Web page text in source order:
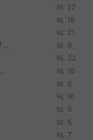
22
18
21
석박사 과정 합격하고, 컨택했던교수님이 연락이 안됩니다... 8
32
박사진학하기에 2억은 괜찮은 (?) 정도의 경제력인가요 16
6
16
5
5
7